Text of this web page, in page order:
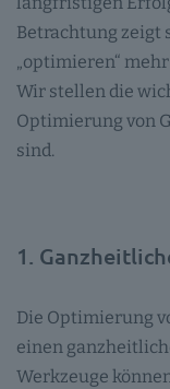
Betrachtung zeigt
„optimieren“
Wir stellen die
Optimierung von
sind.
1.
Die Optimierung
einen
Werkzeuge